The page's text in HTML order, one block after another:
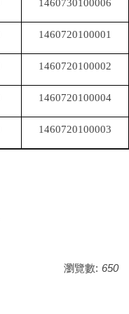
1460730100006
1460720100001
1460720100002
1460720100004
1460720100003
瀏覽數: 650